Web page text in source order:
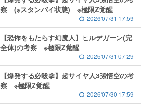
察 (※スタンバイ状態) ※極限Z覚醒
2026/07/31 17:59
【恐怖をもたらす幻魔人】ヒルデガーン(完
全体)の考察 ※極限Z覚醒
2026/07/31 07:29
【爆発する必殺拳】超サイヤ人3孫悟空の考
察 ※極限Z覚醒
2026/07/30 17:59